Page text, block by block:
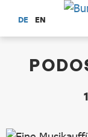
Zum Hauptinhalt
DE EN